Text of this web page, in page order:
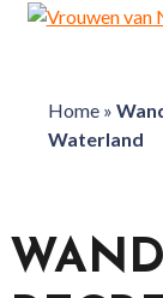
Home»
Waterland